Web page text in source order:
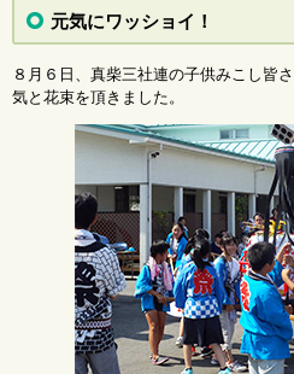
元気にワッショイ！
８月６日、真柴三社連の子供みこし皆
気と花束を頂きました。